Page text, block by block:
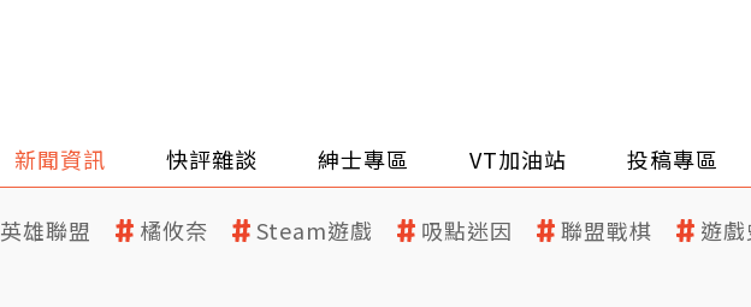
新聞資訊 快評雜談 紳士專區 VT加油站 投稿專區
英雄聯盟 橘攸奈 Steam遊戲 吸點迷因 聯盟戰棋 遊